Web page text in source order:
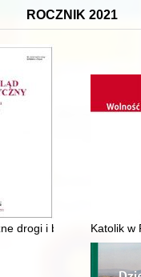
ROCZNIK 2021
drogi i bezdroża gender
Katolik w